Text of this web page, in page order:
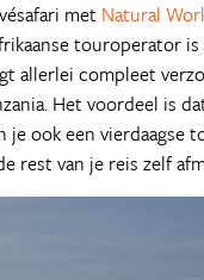
met Natural
touroperator
allerlei compleet
Het voordeel is
je ook een vierdaagse
rest van je reis zelf